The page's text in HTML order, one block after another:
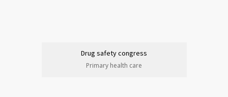
Drug safety congress
Primary health care